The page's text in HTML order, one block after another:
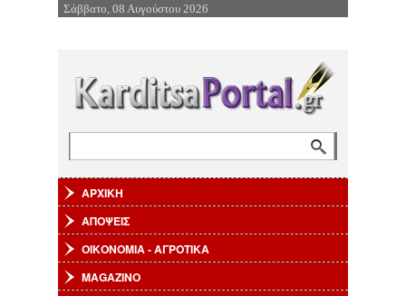
Επιστροφή στην Πλοήγηση
Σάββατο, 08 Αυγούστου 2026
ΑΡΧΙΚΗ
ΑΠΟΨΕΙΣ
ΟΙΚΟΝΟΜΙΑ - ΑΓΡΟΤΙΚΑ
MAGAZINO